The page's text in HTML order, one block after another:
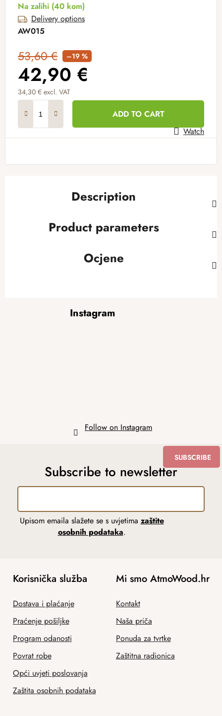
Na zalihi (40 kom)
Delivery options
AW015
53,60 € –19 %
42,90 €
34,30 € excl. VAT
ADD TO CART
Watch
Description
Product parameters
Ocjene
Instagram
Follow on Instagram
Subscribe to newsletter
Upisom emaila slažete se s uvjetima zaštite
osobnih podataka.
SUBSCRIBE
Korisnička služba
Dostava i plaćanje
Praćenje pošiljke
Program odanosti
Povrat robe
Opći uvjeti poslovanja
Zaštita osobnih podataka
Mi smo AtmoWood.hr
Kontakt
Naša priča
Ponuda za tvrtke
Zaštitna radionica